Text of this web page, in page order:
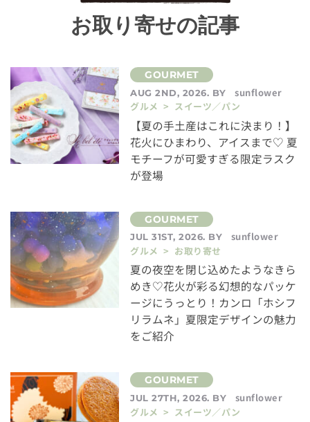
お取り寄せの記事
AUG 2ND, 2026. BY
sunflower
グルメ > スイーツ／パン
【夏の手土産はこれに決まり！】
花火にひまわり、アイスまで♡ 夏
モチーフが可愛すぎる限定ラスク
が登場
JUL 31ST, 2026. BY
sunflower
グルメ > お取り寄せ
夏の夜空を閉じ込めたようなきら
めき♡花火が彩る幻想的なパッケ
ージにうっとり！カンロ「ホシフ
リラムネ」夏限定デザインの魅力
をご紹介
JUL 27TH, 2026. BY
sunflower
グルメ > スイーツ／パン